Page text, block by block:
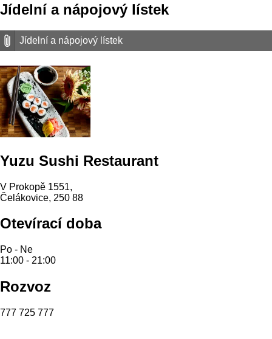
Jídelní a nápojový lístek
Jídelní a nápojový lístek
Yuzu Sushi Restaurant
V Prokopě 1551,
Čelákovice, 250 88
Otevírací doba
Po - Ne
11:00 - 21:00
Rozvoz
777 725 777